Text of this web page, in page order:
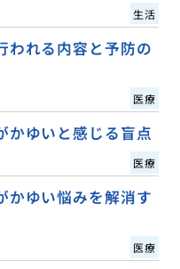
生活
われる内容と予防の
医療
かゆいと感じる盲点
医療
かゆい悩みを解消す
医療